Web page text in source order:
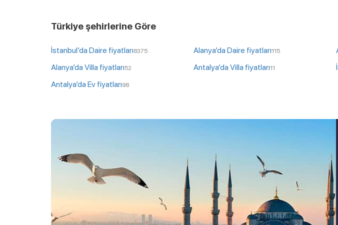
Türkiye şehirlerine Göre
İstanbul’da Daire fiyatları8375 Alanya’da Daire fiyatları115
Alanya’da Villa fiyatları52 Antalya’da Villa fiyatları11
Antalya’da Ev fiyatları98